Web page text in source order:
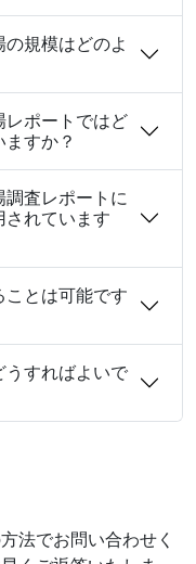
規模はどのよ
レポートではど
すか？
査レポートに
れています
とは可能です
うすればよいで
法でお問い合わせく